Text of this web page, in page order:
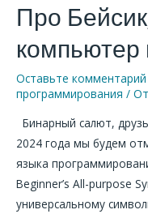
Про
Оставьте комментарий
программирования / От
Бинарный салют,
2024 года мы будем
языка
Beginner’s All-purpose
универсальному
Про
Бейсик,
который
сделал
компьютер